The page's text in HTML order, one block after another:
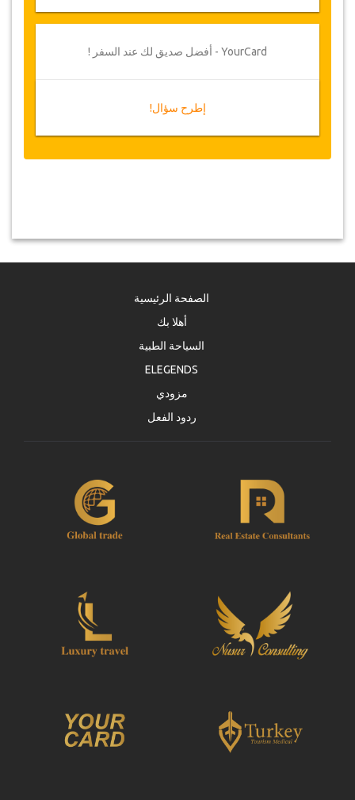
YourCard - أفضل صديق لك عند السفر !
إطرح سؤال!
الصفحة الرئيسية
أهلا بك
السياحة الطبية
ELEGENDS
مزودي
ردود الفعل